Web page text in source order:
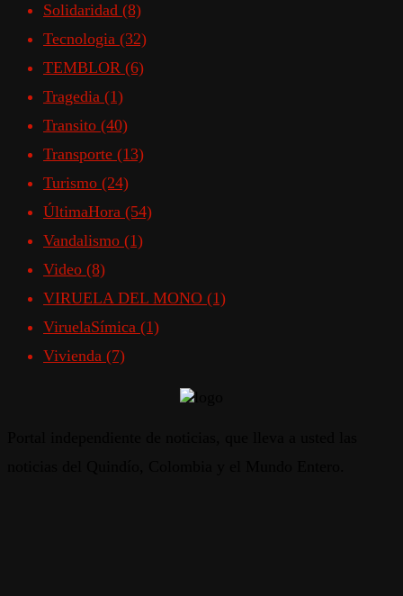
Solidaridad (8)
Tecnologia (32)
TEMBLOR (6)
Tragedia (1)
Transito (40)
Transporte (13)
Turismo (24)
ÚltimaHora (54)
Vandalismo (1)
Video (8)
VIRUELA DEL MONO (1)
ViruelaSímica (1)
Vivienda (7)